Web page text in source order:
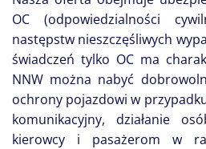
OC (odpowiedzialności
następstw nieszczęśliwych
świadczeń tylko OC ma
NNW można nabyć
ochrony pojazdowi w
komunikacyjny, działanie
kierowcy i pasażerom w